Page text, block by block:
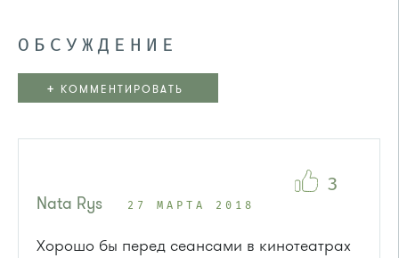
ОБСУЖДЕНИЕ
+ КОММЕНТИРОВАТЬ
Nata Rys 27 МАРТА 2018
Хорошо бы перед сеансами в кинотеатрах
3